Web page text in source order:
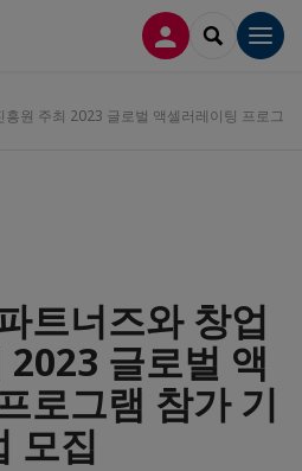
접속 SEARCH
원 주최 2023 글로벌 액셀러레이팅 프로그
트너즈와 창업
글로벌 액
로그램 참가 기
모집